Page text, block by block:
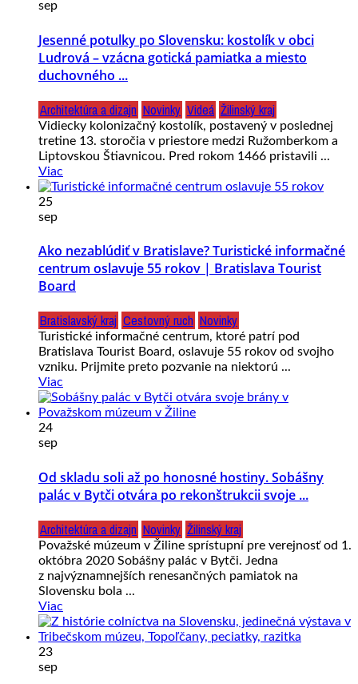
sep
Jesenné potulky po Slovensku: kostolík v obci
Ludrová – vzácna gotická pamiatka a miesto
duchovného ...
Architektúra a dizajn Novinky Videá Žilinský kraj
Vidiecky kolonizačný kostolík, postavený v poslednej
tretine 13. storočia v priestore medzi Ružomberkom a
Liptovskou Štiavnicou. Pred rokom 1466 pristavili ...
Viac
25
sep
Ako nezablúdiť v Bratislave? Turistické informačné
centrum oslavuje 55 rokov | Bratislava Tourist
Board
Bratislavský kraj Cestovný ruch Novinky
Turistické informačné centrum, ktoré patrí pod
Bratislava Tourist Board, oslavuje 55 rokov od svojho
vzniku. Prijmite preto pozvanie na niektorú ...
Viac
24
sep
Od skladu soli až po honosné hostiny. Sobášny
palác v Bytči otvára po rekonštrukcii svoje ...
Architektúra a dizajn Novinky Žilinský kraj
Považské múzeum v Žiline sprístupní pre verejnosť od 1.
októbra 2020 Sobášny palác v Bytči. Jedna
z najvýznamnejších renesančných pamiatok na
Slovensku bola ...
Viac
23
sep